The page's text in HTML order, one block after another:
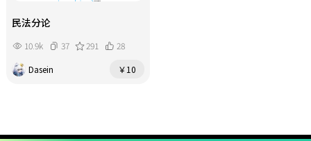
民法分论
10.9k 37 291
28
Dasein
￥10